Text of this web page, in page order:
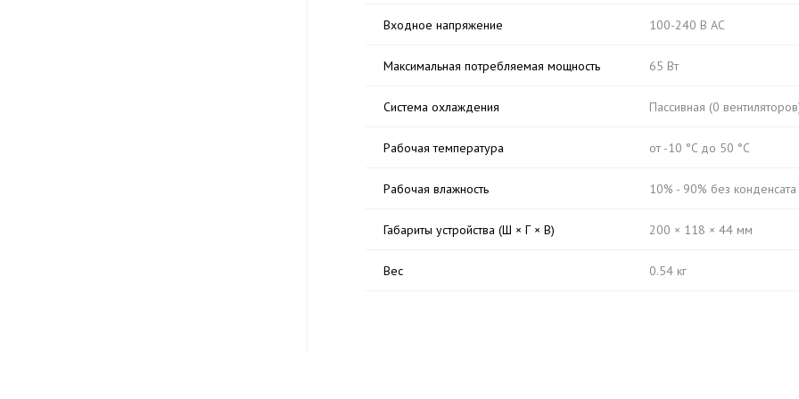
Входное напряжение 100-240 В AC
Максимальная потребляемая мощность 65 Вт
Система охлаждения Пассивная (0
Рабочая температура от -10 °C до 50 °C
Рабочая влажность 10% - 90% без конденсата
Габариты устройства (Ш × Г × В) 200 × 118 × 44 мм
Вес 0.54 кг